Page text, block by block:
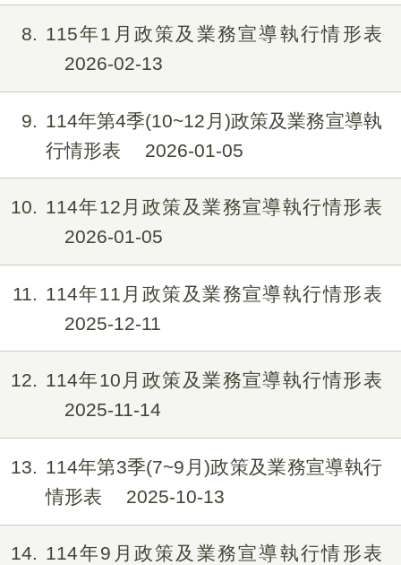
8
115年1月政策及業務宣導執行情形表
2026-02-13
9
114年第4季(10~12月)政策及業務宣導執
行情形表
2026-01-05
10
114年12月政策及業務宣導執行情形表
2026-01-05
11
114年11月政策及業務宣導執行情形表
2025-12-11
12
114年10月政策及業務宣導執行情形表
2025-11-14
13
114年第3季(7~9月)政策及業務宣導執行
情形表
2025-10-13
14
114年9月政策及業務宣導執行情形表